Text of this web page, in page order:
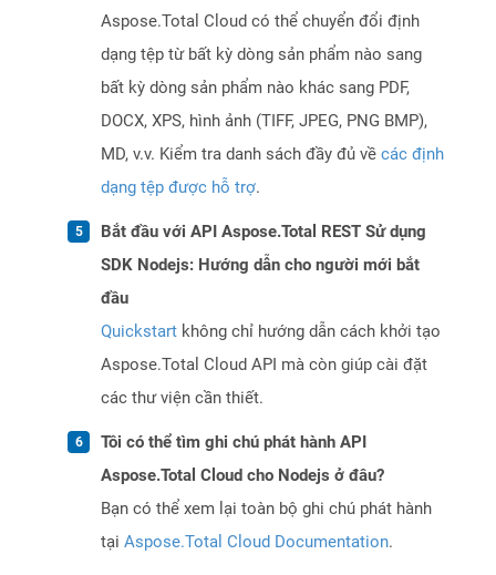
Aspose.Total Cloud có thể chuyển đổi định
dạng tệp từ bất kỳ dòng sản phẩm nào sang
bất kỳ dòng sản phẩm nào khác sang PDF,
DOCX, XPS, hình ảnh (TIFF, JPEG, PNG BMP),
MD, v.v. Kiểm tra danh sách đầy đủ về các định
dạng tệp được hỗ trợ.
Bắt đầu với API Aspose.Total REST Sử dụng
SDK Nodejs: Hướng dẫn cho người mới bắt
đầu
Quickstart không chỉ hướng dẫn cách khởi tạo
Aspose.Total Cloud API mà còn giúp cài đặt
các thư viện cần thiết.
Tôi có thể tìm ghi chú phát hành API
Aspose.Total Cloud cho Nodejs ở đâu?
Bạn có thể xem lại toàn bộ ghi chú phát hành
tại Aspose.Total Cloud Documentation.